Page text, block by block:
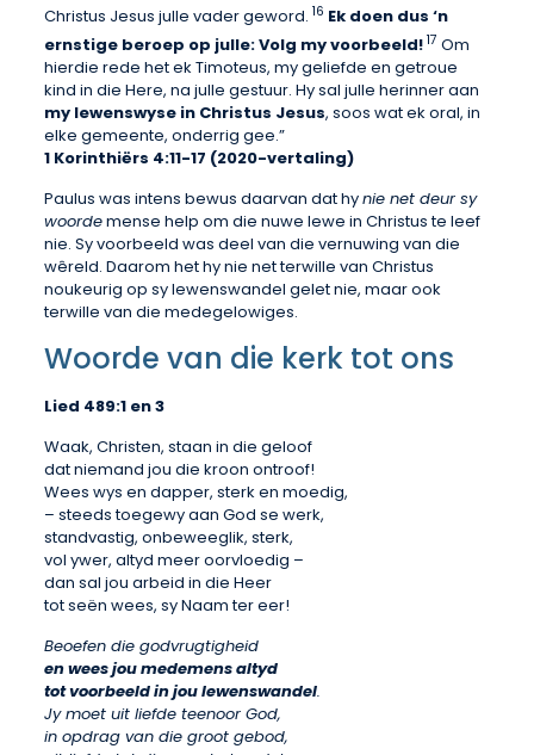
Christus Jesus julle vader geword. 16 Ek doen dus ‘n
ernstige beroep op julle: Volg my voorbeeld! 17 Om
hierdie rede het ek Timoteus, my geliefde en getroue
kind in die Here, na julle gestuur. Hy sal julle herinner aan
my lewenswyse in Christus Jesus, soos wat ek oral, in
elke gemeente, onderrig gee.”
1 Korinthiërs 4:11-17 (2020-vertaling)
Paulus was intens bewus daarvan dat hynie net deur sy
woordemense help om die nuwe lewe in Christus te leef
nie. Sy voorbeeld was deel van die vernuwing van die
wêreld. Daarom het hy nie net terwille van Christus
noukeurig op sy lewenswandel gelet nie, maar ook
terwille van die medegelowiges.
Woorde van die kerk tot ons
Lied 489:1 en 3
Waak, Christen, staan in die geloof
dat niemand jou die kroon ontroof!
Wees wys en dapper, sterk en moedig,
– steeds toegewy aan God se werk,
standvastig, onbeweeglik, sterk,
vol ywer, altyd meer oorvloedig –
dan sal jou arbeid in die Heer
tot seën wees, sy Naam ter eer!
Beoefen die godvrugtigheid
en wees jou medemens altyd
tot voorbeeld in jou lewenswandel.
Jy moet uit liefde teenoor God,
in opdrag van die groot gebod,